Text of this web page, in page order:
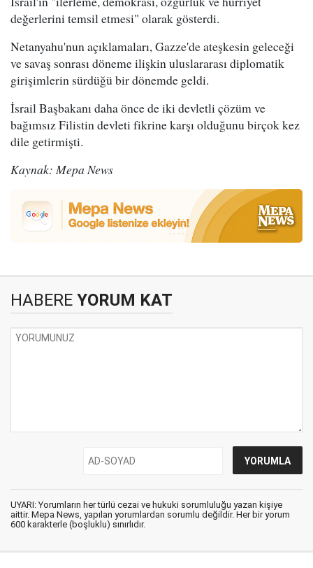
değerlerini temsil etmesi" olarak gösterdi.
Netanyahu'nun açıklamaları, Gazze'de ateşkesin geleceği
ve savaş sonrası döneme ilişkin uluslararası diplomatik
girişimlerin sürdüğü bir dönemde geldi.
İsrail Başbakanı daha önce de iki devletli çözüm ve
bağımsız Filistin devleti fikrine karşı olduğunu birçok kez
dile getirmişti.
Kaynak: Mepa News
HABERE YORUM KAT
UYARI: Yorumların her türlü cezai ve hukuki sorumluluğu yazan kişiye
aittir. Mepa News, yapılan yorumlardan sorumlu değildir. Her bir yorum
600 karakterle (boşluklu) sınırlıdır.